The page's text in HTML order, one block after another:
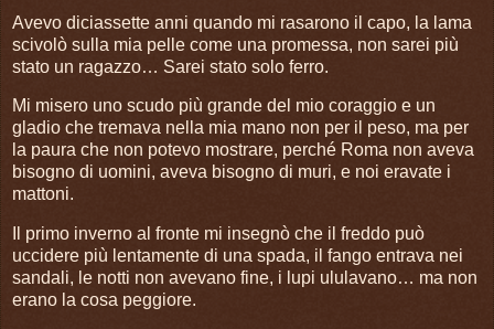
Avevo diciassette anni quando mi rasarono il capo, la lama
scivolò sulla mia pelle come una promessa, non sarei più
stato un ragazzo… Sarei stato solo ferro.
Mi misero uno scudo più grande del mio coraggio e un
gladio che tremava nella mia mano non per il peso, ma per
la paura che non potevo mostrare, perché Roma non aveva
bisogno di uomini, aveva bisogno di muri, e noi eravate i
mattoni.
Il primo inverno al fronte mi insegnò che il freddo può
uccidere più lentamente di una spada, il fango entrava nei
sandali, le notti non avevano fine, i lupi ululavano… ma non
erano la cosa peggiore.